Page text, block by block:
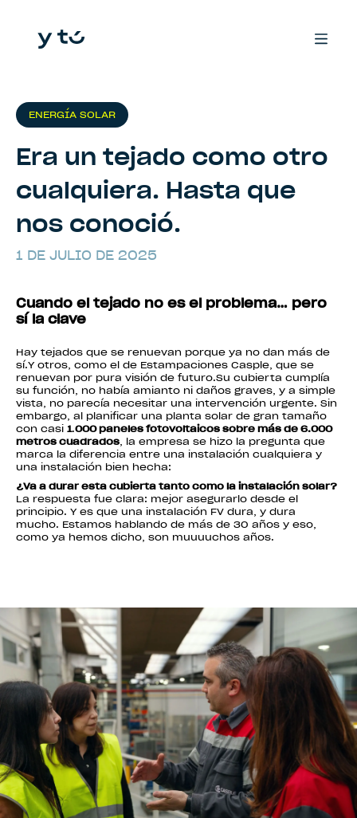
ENERGÍA SOLAR
Era un tejado como otro
cualquiera. Hasta que
nos conoció.
1 DE JULIO DE 2025
Cuando el tejado no es el problema… pero
sí la clave
Hay tejados que se renuevan porque ya no dan más de
sí.Y otros, como el de Estampaciones Casple, que se
renuevan por pura visión de futuro.Su cubierta cumplía
su función, no había amianto ni daños graves, y a simple
vista, no parecía necesitar una intervención urgente. Sin
embargo, al planificar una planta solar de gran tamaño
con casi 1.000 paneles fotovoltaicos sobre más de 6.000
metros cuadrados, la empresa se hizo la pregunta que
marca la diferencia entre una instalación cualquiera y
una instalación bien hecha:
¿Va a durar esta cubierta tanto como la instalación solar?
La respuesta fue clara: mejor asegurarlo desde el
principio. Y es que una instalación FV dura, y dura
mucho. Estamos hablando de más de 30 años y eso,
como ya hemos dicho, son muuuuchos años.